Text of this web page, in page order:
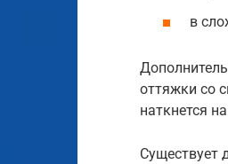
в
оттяжки со
наткнется
Существует